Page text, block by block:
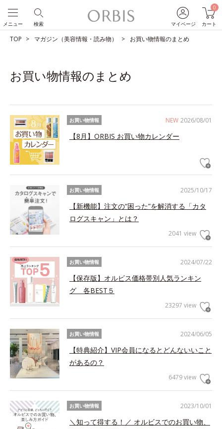
マイページ
0
カート
検索
メニュー
TOP マガジン（美容情報・読み物） お買い物情報のまとめ
お買い物情報のまとめ
NEW 2026/08/01
お買い物情報
【8月】ORBIS お買い物カレンダー
2025/10/17
お買い物情報
【新機能】注文の“困った”を解消する「カタ
ログスキャン」とは？
2041 view
2024/07/22
お買い物情報
【保存版】オルビス価格帯別人気ランキン
グ 各BEST５
23297 view
2024/06/05
お買い物情報
【特典紹介】VIP会員になるとどんないいこと
があるの？
6479 view
2023/10/01
お買い物情報
＼知って得する！／ オルビスでのお買い物、